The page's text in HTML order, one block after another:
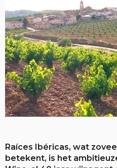
Raíces Ibéricas, wat
betekent, is het